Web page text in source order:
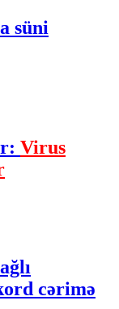
süni
Virus
cərimə